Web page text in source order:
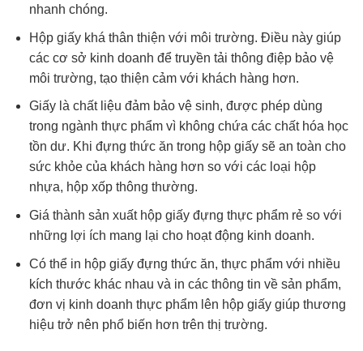
nhanh chóng.
Hộp giấy khá thân thiện với môi trường. Điều này giúp
các cơ sở kinh doanh để truyền tải thông điệp bảo vệ
môi trường, tạo thiện cảm với khách hàng hơn.
Giấy là chất liệu đảm bảo vệ sinh, được phép dùng
trong ngành thực phẩm vì không chứa các chất hóa học
tồn dư. Khi đựng thức ăn trong hộp giấy sẽ an toàn cho
sức khỏe của khách hàng hơn so với các loại hộp
nhựa, hộp xốp thông thường.
Giá thành sản xuất hộp giấy đựng thực phẩm rẻ so với
những lợi ích mang lại cho hoạt động kinh doanh.
Có thể in hộp giấy đựng thức ăn, thực phẩm với nhiều
kích thước khác nhau và in các thông tin về sản phẩm,
đơn vị kinh doanh thực phẩm lên hộp giấy giúp thương
hiệu trở nên phổ biến hơn trên thị trường.